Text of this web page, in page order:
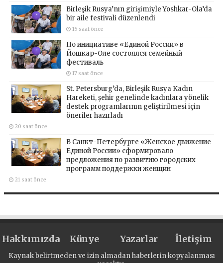
Birleşik Rusya’nın girişimiyle Yoshkar-Ola’da
bir aile festivali düzenlendi
15 saat önce
По инициативе «Единой России» в
Йошкар-Оле состоялся семейный
фестиваль
17 saat önce
St. Petersburg’da, Birleşik Rusya Kadın
Hareketi, şehir genelinde kadınlara yönelik
destek programlarının geliştirilmesi için
öneriler hazırladı
20 saat önce
В Санкт-Петербурге «Женское движение
Единой России» сформировало
предложения по развитию городских
программ поддержки женщин
21 saat önce
Hakkımızda Künye Yazarlar İletişim
Kaynak belirtmeden ve izin almadan haberlerin kopyalanması